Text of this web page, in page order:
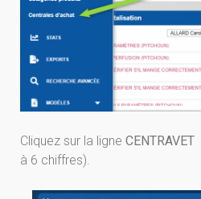
Cliquez sur la ligne CENTRAVET
à 6 chiffres).